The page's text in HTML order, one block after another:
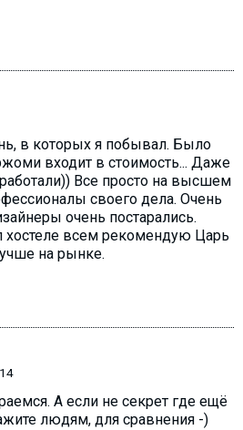
в которых я побывал. Было
входит в стоимость... Даже
Все просто на высшем
своего дела. Очень
очень постарались.
хостеле всем рекомендую Царь
на рынке.
А если не секрет где ещё
людям, для сравнения -)